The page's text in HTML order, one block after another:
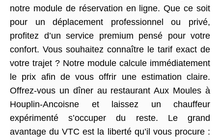
notre module de réservation en ligne. Que ce soit
pour un déplacement professionnel ou privé,
profitez d’un service premium pensé pour votre
confort. Vous souhaitez connaître le tarif exact de
votre trajet ? Notre module calcule immédiatement
le prix afin de vous offrir une estimation claire.
Offrez-vous un dîner au restaurant Aux Moules à
Houplin-Ancoisne et laissez un chauffeur
expérimenté s’occuper du reste. Le grand
avantage du VTC est la liberté qu’il vous procure :